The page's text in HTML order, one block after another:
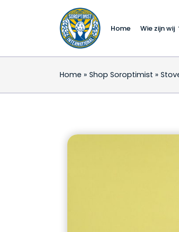
Home Wie zijn wij
Home » Shop Soroptimist »